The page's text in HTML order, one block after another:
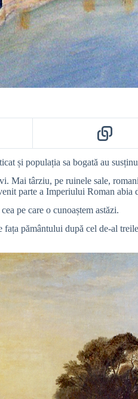
și populația sa bogată au
Mai târziu, pe ruinele sale,
parte a Imperiului Roman abia
pe care o cunoaștem astăzi.
pământului după cel de-al